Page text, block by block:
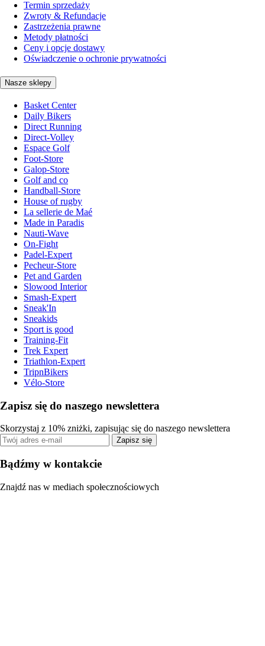
Termin sprzedaży
Zwroty & Refundacje
Zastrzeżenia prawne
Metody płatności
Ceny i opcje dostawy
Oświadczenie o ochronie prywatności
Nasze sklepy
Basket Center
Daily Bikers
Direct Running
Direct-Volley
Espace Golf
Foot-Store
Galop-Store
Golf and co
Handball-Store
House of rugby
La sellerie de Maé
Made in Paradis
Nauti-Wave
On-Fight
Padel-Expert
Pecheur-Store
Pet and Garden
Slowood Interior
Smash-Expert
Sneak'In
Sneakids
Sport is good
Training-Fit
Trek Expert
Triathlon-Expert
TripnBikers
Vélo-Store
Zapisz się do naszego newslettera
Skorzystaj z 10% zniżki, zapisując się do naszego newslettera
Zapisz się
Bądźmy w kontakcie
Znajdź nas w mediach społecznościowych